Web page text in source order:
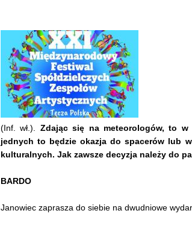
(Inf. wł.). Zdając się na meteorologów, to
jednych to będzie okazja do spacerów lub
kulturalnych. Jak zawsze decyzja należy do
BARDO
Janowiec zaprasza do siebie na dwudniowe